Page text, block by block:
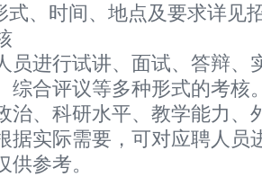
式、时间、地点及要求详见
员进行试讲、面试、答辩、
综合评议等多种形式的考核
治、科研水平、教学能力、
据实际需要，可对应聘人员
供参考。